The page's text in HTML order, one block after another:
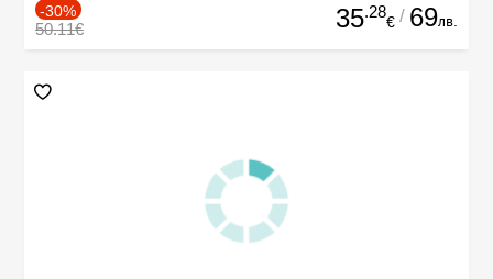
-30%
50.11€ 35.28
€ / 69лв.